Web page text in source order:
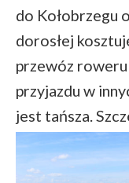
do Kołobrzegu
dorosłej
przewóz roweru
przyjazdu w
jest tańsza.